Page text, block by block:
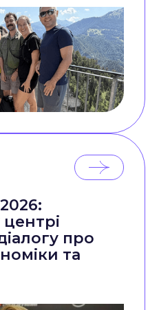
центрі
про
та